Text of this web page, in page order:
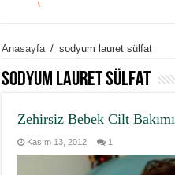
Anasayfa / sodyum lauret sülfat
sodyum lauret sülfat
Zehirsiz Bebek Cilt Bakımı
Kasım 13, 2012 1